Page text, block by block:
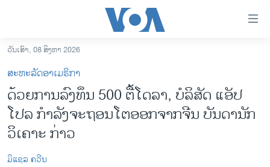
ເຂົ້າ
ຫາ
ຂ້າມ
ຂ້າມ
ຂ້າມ
ໄປ
ຫາ
ຊອກ
ລາວ
ອາເມຣິກາ
ການເລືອກຕັ້ງ ປະທານາທີບໍດີ ສະຫະລັດ 2024
ວັນເສົາ, 08 ສິງຫາ 2026
ສະຫະລັດອາເມຣິກາ
ດ້ວຍການລົງທຶນ 500 ຕື້ໂດລາ, ບໍລິສັດ ແອັປ
ໂປລ ກຳລັງຈະຖອນໂຕອອກຈາກຈີນ ບັນດານັກ
ວິເຄາະ ກ່າວ
ມິ​ແຊ​ລ ​ຄວີນ